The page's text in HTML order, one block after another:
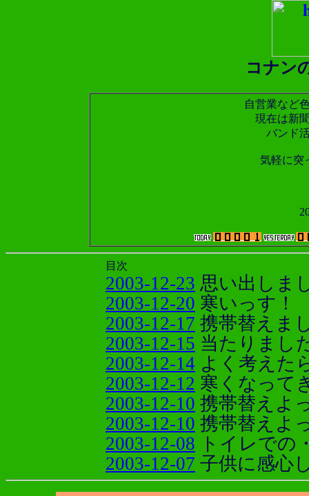
コナン
自営業など
現在は新
バンド
気軽に突
目次
2003-12-23 思い出しま
2003-12-20 寒いっす！
2003-12-17 携帯替えま
2003-12-15 当たりまし
2003-12-14 よく考えた
2003-12-12 寒くなって
2003-12-10 携帯替えよ
2003-12-10 携帯替えよ
2003-12-08 トイレでの
2003-12-07 子供に感心